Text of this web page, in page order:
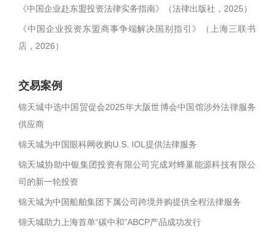
《中国企业赴东盟投资法律实务指南》（法律出版社，2025）
《中国企业投资东盟商事争端解决国别指引》（上海三联书
店，2026）
交易案例
锦天城中选中国贸促会2025年大阪世博会中国馆涉外法律服务
供应商
锦天城为中国眼科网收购U.S. IOL提供法律服务
锦天城协助中银集团投资有限公司完成对蜂巢能源科技有限公
司的新一轮投资
锦天城为中国船舶集团下属公司跨境并购提供全程法律服务
锦天城助力上海首单“碳中和”ABCP产品成功发行